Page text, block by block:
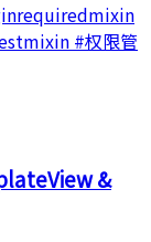
#权限管
&